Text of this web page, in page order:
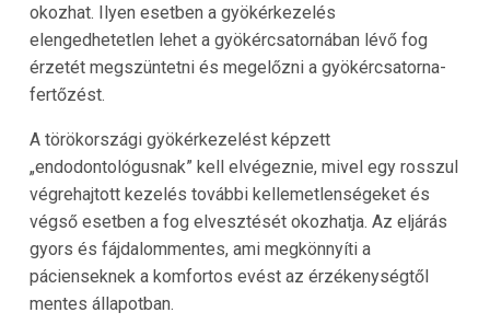
okozhat. Ilyen esetben a gyökérkezelés
elengedhetetlen lehet a gyökércsatornában lévő fog
érzetét megszüntetni és megelőzni a gyökércsatorna-
fertőzést.
A törökországi gyökérkezelést képzett
„endodontológusnak” kell elvégeznie, mivel egy rosszul
végrehajtott kezelés további kellemetlenségeket és
végső esetben a fog elvesztését okozhatja. Az eljárás
gyors és fájdalommentes, ami megkönnyíti a
pácienseknek a komfortos evést az érzékenységtől
mentes állapotban.